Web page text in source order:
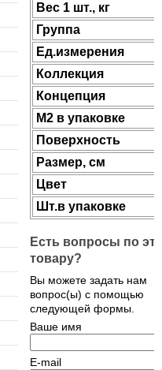
Вес 1 шт., кг
Группа
Ед.измерения
Коллекция
Концепция
М2 в упаковке
Поверхность
Размер, см
Цвет
Шт.в упаковке
Есть вопросы по
товару?
Вы можете задать нам
вопрос(ы) с помощью
следующей формы.
Ваше имя
E-mail